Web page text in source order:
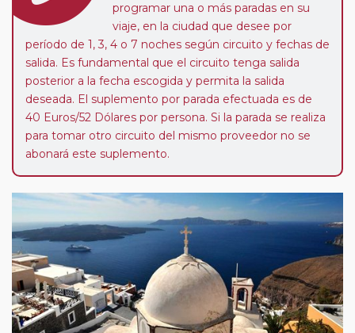
programar una o más paradas en su
viaje, en la ciudad que desee por
período de 1, 3, 4 o 7 noches según circuito y fechas de
salida. Es fundamental que el circuito tenga salida
posterior a la fecha escogida y permita la salida
deseada. El suplemento por parada efectuada es de
40 Euros/52 Dólares por persona. Si la parada se realiza
para tomar otro circuito del mismo proveedor no se
abonará este suplemento.